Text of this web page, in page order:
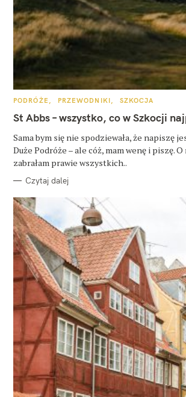
K
T
E
O
R
I
PODRÓŻE PRZEWODNIKI SZKOCJA
St Abbs – wszystko, co w Szkocji
Sama bym się nie spodziewała, że napiszę
Duże Podróże – ale cóż, mam wenę i piszę.
zabrałam prawie wszystkich..
Czytaj dalej